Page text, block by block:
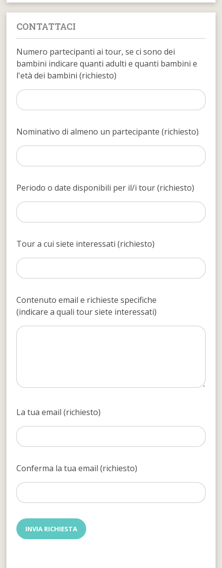
CONTATTACI
Numero partecipanti ai tour, se ci sono dei
bambini indicare quanti adulti e quanti bambini e
l'età dei bambini (richiesto)
Nominativo di almeno un partecipante (richiesto)
Periodo o date disponibili per il/i tour (richiesto)
Tour a cui siete interessati (richiesto)
Contenuto email e richieste specifiche
(indicare a quali tour siete interessati)
La tua email (richiesto)
Conferma la tua email (richiesto)